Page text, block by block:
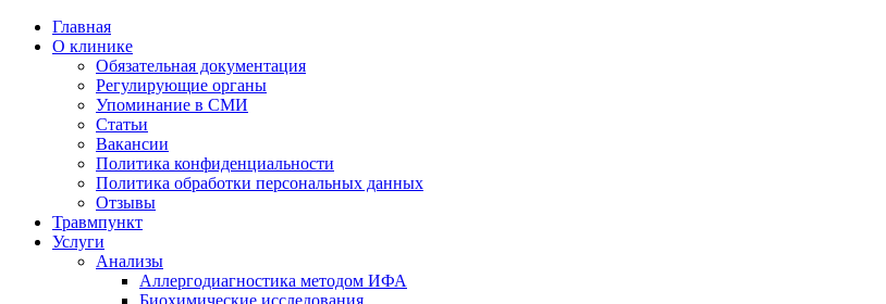
Главная
О клинике
Обязательная документация
Регулирующие органы
Упоминание в СМИ
Статьи
Вакансии
Политика конфиденциальности
Политика обработки персональных данных
Отзывы
Травмпункт
Услуги
Анализы
Аллергодиагностика методом ИФА
Биохимические исследования